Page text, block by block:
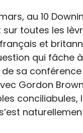
au 10
toutes les
et
qui fâche
de sa
Gordon
conciliabules,